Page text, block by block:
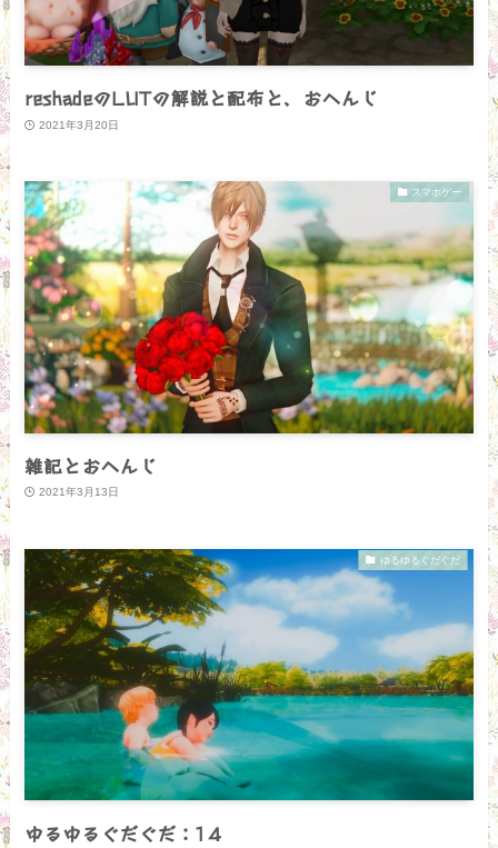
reshadeのLUTの解説と配布と、おへんじ
2021年3月20日
スマホゲー
雑記とおへんじ
2021年3月13日
ゆるゆるぐだぐだ
ゆるゆるぐだぐだ：14